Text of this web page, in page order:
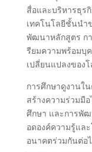
สื่อและบริหารธุร
เทคโนโลยีชั้นนำ
พัฒนาหลักสูตร กา
รียมความพร้อมบุ
เปลี่ยนแปลงของ
การศึกษาดูงานใ
สร้างความร่วมมื
ศึกษา และการพั
อดองค์ความรู้แล
อนาคตร่วมกันต่อ